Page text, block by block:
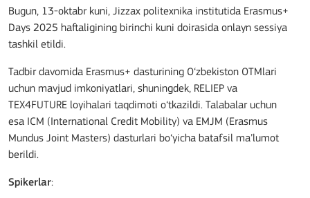
Bugun, 13-oktabr kuni, Jizzax politexnika institutida Erasmus+
Days 2025 haftaligining birinchi kuni doirasida onlayn sessiya
tashkil etildi.
Tadbir davomida Erasmus+ dasturining O‘zbekiston OTMlari
uchun mavjud imkoniyatlari, shuningdek, RELIEP va
TEX4FUTURE loyihalari taqdimoti o‘tkazildi. Talabalar uchun
esa ICM (International Credit Mobility) va EMJM (Erasmus
Mundus Joint Masters) dasturlari bo‘yicha batafsil ma’lumot
berildi.
Spikerlar: